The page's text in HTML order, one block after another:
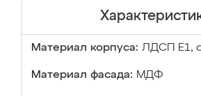
Материал корпуса: ЛДСП Е1,
Материал фасада: МДФ